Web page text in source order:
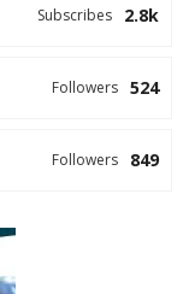
2.8k
Subscribes
524
Followers
849
Followers